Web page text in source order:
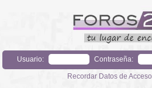
Usuario: Contraseña:
Recordar Datos de Acceso